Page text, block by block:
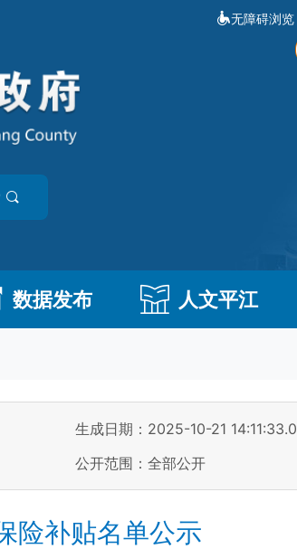
无障碍浏览
数据发布 人文平江
生成日期：2025-10-21 14:11:33.0
公开范围：全部公开
险补贴名单公示